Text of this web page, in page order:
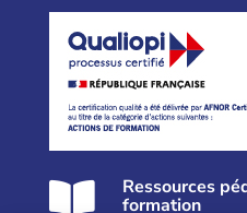
 Ressources
formation